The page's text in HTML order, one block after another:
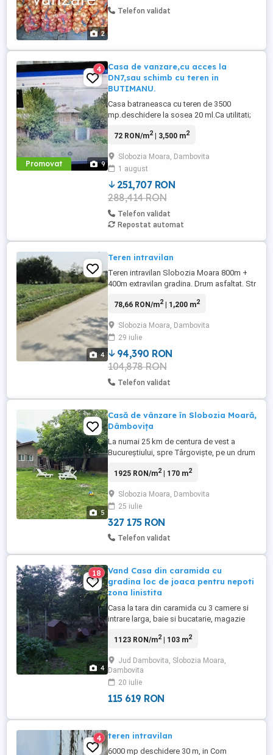
2
Telefon validat
Promovat 9
4
Casa de vanzare,cu acces la
DN7,sau schimb cu teren in
BUTIMANU.
Casa batraneasca cu teren de 3500
mp.deschidere la sosea 20 ml.Ca utilitati;
de apa la poarta. Casa are 3 camere mari
bucatarie,necesita renovare.Zona buna
pentru a dezvolta un business.
72 RON/m2| 3,500 m2
Slobozia Moara, Dambovita
1 august
251,707 RON
288,414 RON
Telefon validat
Repostat automat
4
Teren intravilan
Teren intravilan Slobozia Moara 800m +
400m extravilan gradina. Drum asfaltat. Str
78,66 RON/m2| 1,200 m2
Slobozia Moara, Dambovita
29 iulie
94,390 RON
104,878 RON
Telefon validat
5
Casă de vânzare în Slobozia Moară,
Dâmbovița
La numai 25 km de centura de vest a
Bucureștiului, spre Târgoviște, pe un drum
proprietate in Slobozia Moara. Casa
P+1, se găsește pe o suprafață de 690
mp. Cu o suprafață construită desfășurată
de 188 mp si suprafață la sol de ...
1925 RON/m2| 170 m2
Slobozia Moara, Dambovita
25 iulie
327 175 RON
Telefon validat
4
18
Vand Casa din caramida cu
gradina loc de joaca pentru nepoti
zona linistita
Casa la tara din caramida cu 3 camere si
intrare larga, baie si bucatarie, magazie
acoperis pentru 2 masini, teren 2287 mp
COM. Slobozia Moara Jud Dambovita
zona linistita, aproape de scoala, primarie,
perfecta pentru bunici ...
1123 RON/m2| 103 m2
Jud Dambovita, Slobozia Moara,
Dambovita
20 iulie
115 619 RON
4 teren intravilan
6000 mp deschidere 30 m, in Com